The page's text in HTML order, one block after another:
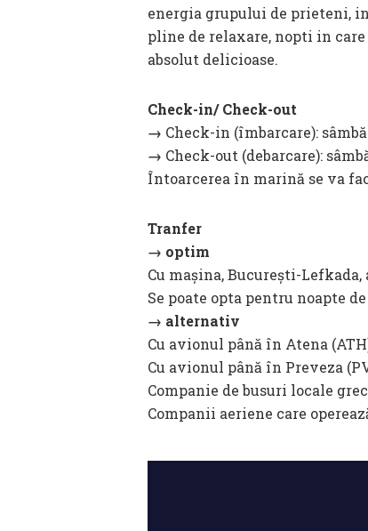
energia grupului de prieteni,
pline de relaxare, nopti in
absolut delicioase.
Check-in/ Check-out
→ Check-in (îmbarcare):
→ Check-out (debarcare):
Întoarcerea în marină se va
Tranfer
→ optim
Cu mașina, București-
Se poate opta pentru noapte
→ alternativ
Cu avionul până în Atena
Cu avionul până în Preveza
Companie de busuri locale
Companii aeriene care